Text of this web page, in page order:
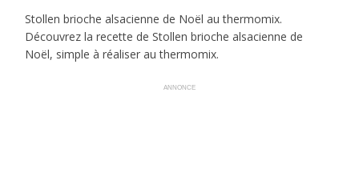
Stollen brioche alsacienne de Noël au thermomix.
Découvrez la recette de Stollen brioche alsacienne de
Noël, simple à réaliser au thermomix.
ANNONCE